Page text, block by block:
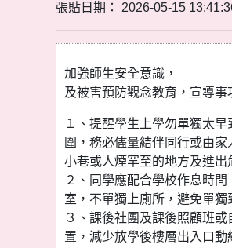
張貼日期： 2026-05-15
加強師生安全意識，
及被害預防觀念教育，宣導事
１、提醒學生上學勿單獨太
圍，務必儘量結伴同行或由
小巷或人煙罕至的地方及進出
２、同學應配合學校作息時
室，不單獨上廁所，避免單獨
３、課後社團及課後照顧班
置，減少放學後樓層出入口動